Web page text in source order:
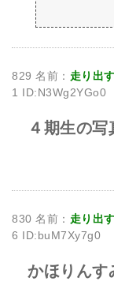
829 名前： 走り出
1 ID:N3Wg2YGo0
４期生の
830 名前： 走り出
6 ID:buM7Xy7g0
かほりんす